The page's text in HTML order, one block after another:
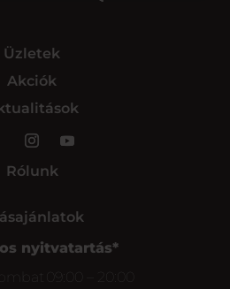
Üzletek
Akciók
Rólunk
nyitvatartás*
09:00 – 20:00